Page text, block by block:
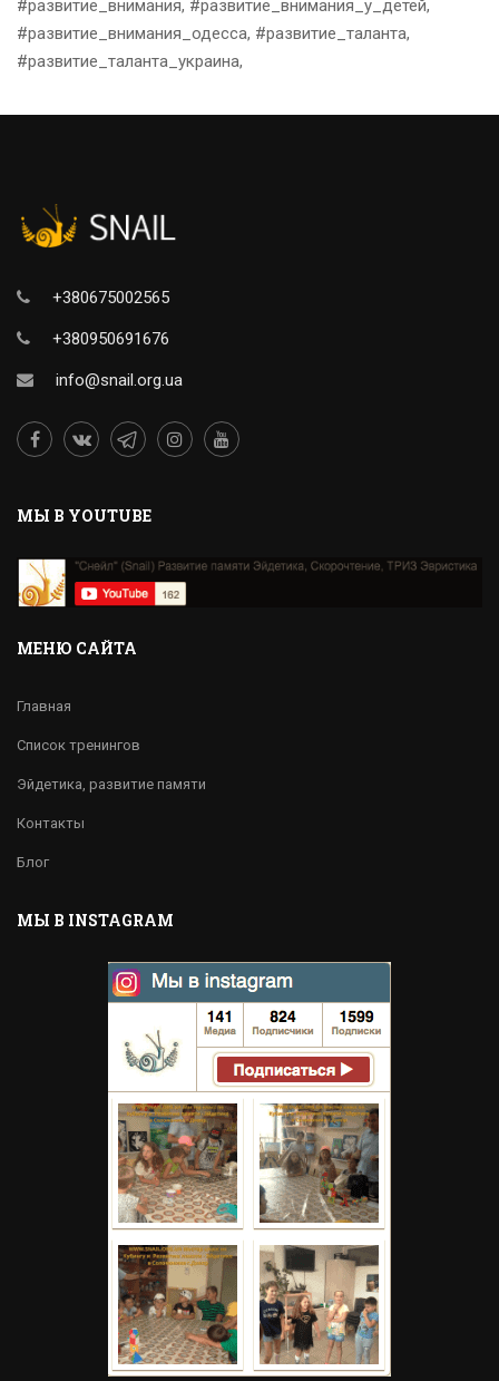
#развитие_внимания, #развитие_внимания_у_детей,
#развитие_внимания_одесса, #развитие_таланта,
#развитие_таланта_украина,
+380675002565
+380950691676
info@snail.org.ua
MЫ В YOUTUBE
МЕНЮ САЙТА
Главная
Список тренингов
Эйдетика, развитие памяти
Контакты
Блог
МЫ В INSTAGRAM